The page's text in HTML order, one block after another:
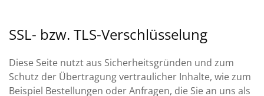
SSL- bzw. TLS-Verschlüsselung
Diese Seite nutzt aus Sicherheitsgründen und zum
Schutz der Übertragung vertraulicher Inhalte, wie zum
Beispiel Bestellungen oder Anfragen, die Sie an uns als